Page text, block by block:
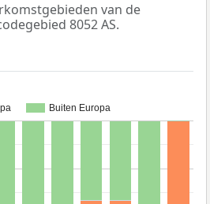
van de
8052 AS.
Buiten Europa